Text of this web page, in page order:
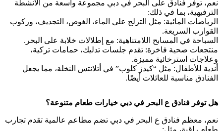
نعم، توفر فنادق على البحر في دبي مجموعة واسعة من الأنشطة
الترفيهية، بما في ذلك:
الرياضات المائية: مثل التزلج على الماء، الغوص، التجديف، وركوب
القوارب السريعة.
السباحة في المسابح اللامتناهية: مع إطلالات خلابة على البحر.
منتجعات صحية فاخرة: تقدم جلسات تدليك، حمامات تركية،
وعلاجات استرخائية مميزة.
أندية للأطفال: مثل “كيدز كلوب” في أتلانتس النخلة، مما يجعل
الفنادق مناسبة للعائلات أيضًا.
هل توفر فنادق ع البحر في دبي خيارات طعام متنوعة؟
نعم، معظم فنادق ع البحر في دبي تضم مطاعم عالمية تقدم تجارب
طعام راقية، مثل: